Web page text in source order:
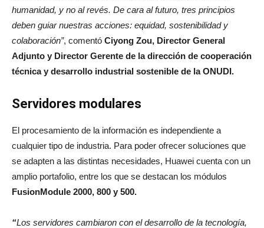
humanidad, y no al revés. De cara al futuro, tres principios
deben guiar nuestras acciones: equidad, sostenibilidad y
colaboración”, comentó Ciyong Zou, Director General
Adjunto y Director Gerente de la dirección de cooperación
técnica y desarrollo industrial sostenible de la ONUDI.
Servidores modulares
El procesamiento de la información es independiente a
cualquier tipo de industria. Para poder ofrecer soluciones que
se adapten a las distintas necesidades, Huawei cuenta con un
amplio portafolio, entre los que se destacan los módulos
FusionModule 2000, 800 y 500.
“Los servidores cambiaron con el desarrollo de la tecnología,